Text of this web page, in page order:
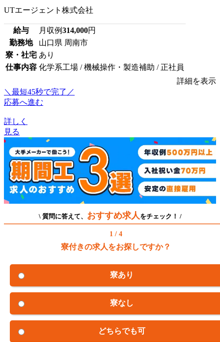
UTエージェント株式会社
給与 月収例314,000円
勤務地
山口県 周南市
寮・社宅 あり
仕事内容 化学系工場 / 機械操作・製造補助 / 正社員
詳細を表示
＼最短45秒で完了／
応募へ進む
詳しく
見る
\ 質問に答えて、 おすすめ求人 をチェック！ /
1 / 4
寮付きの求人をお探しですか？
寮あり
寮なし
どちらでも可